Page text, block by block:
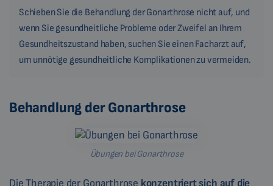
Schieben Sie die Behandlung der Gonarthrose nicht auf, und
wenn Sie gesundheitliche Probleme oder Zweifel an Ihrem
Gesundheitszustand haben, suchen Sie einen Facharzt auf,
um unnötige gesundheitliche Komplikationen zu vermeiden.
Behandlung der Gonarthrose
Übungen bei Gonarthrose